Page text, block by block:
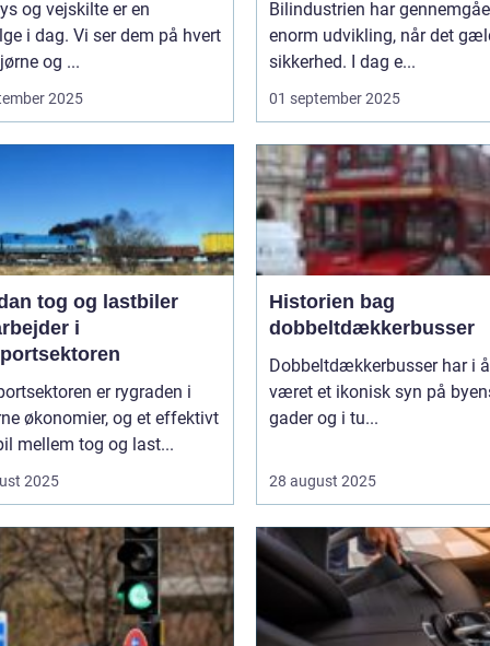
og vejskilte er en
i dag. Vi ser dem på hvert
og ...
2025
Bilindustrien har
enorm udvikling, når det
sikkerhed. I dag e...
01 september 2025
tog og lastbiler
i
er rygraden i
økonomier, og et effektivt
mellem tog og last...
2025
Historien bag
dobbeltdækkerbusser
Dobbeltdækkerbusser har i
været et ikonisk syn på
gader og i tu...
28 august 2025